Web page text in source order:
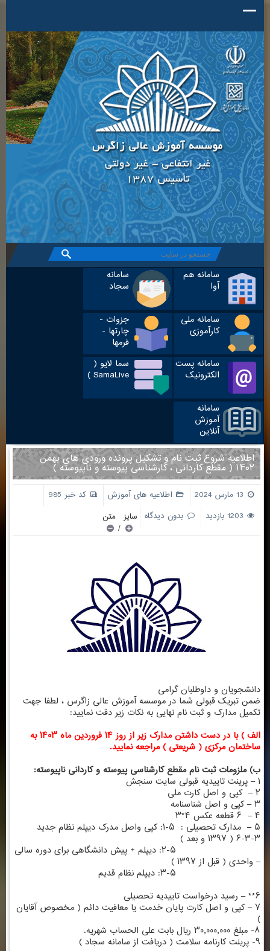
سامانه هم
آوا
سامانه
سجاد
سامانه ملی
کارآموزی
جزوات -
چارتها -
فرمها
سامانه پست
الکترونیک
سما لایو (
SamaLive )
سامانه
آموزش
آنلاین
اطلاعیه شروع ثبت نام و تشکیل پرونده ورودی های بهمن
۱۴۰۲ ( مقطع کاردانی ، کارشناسی پیوسته و ناپیوسته )
13 مارس 2024 اطلاعیه های آموزش
کد خبر 985
1203 بازدید
بدون دیدگاه سایز متن
/
دانشجویان و داوطلبان گرامی
ضمن تبریک قبولی شما در موسسه آموزش عالی زاگرس ، لطفا جهت
تکمیل مدارک و ثبت نام نهایی به نکات زیر دقت نمایید:
الف ) با در دست داشتن مدارک زیر از روز ۱۴ فروردین ماه ۱۴۰۳ به
ساختمان مرکزی ( شریعتی ) مراجعه نمایید.
ب) ملزومات ثبت نام مقطع کارشناسی پیوسته و کاردانی ناپیوسته:
۱ – پرینت تاییدیه قبولی سایت سنجش
۲ – کپی و اصل کارت ملی
۳ – کپی و اصل شناسنامه
۴ – ۶ قطعه عکس ۴*۳
۵ – مدارک تحصیلی : ۵-۱: کپی واصل مدرک دیپلم نظام جدید
۳-۳-۶ ( ۱۳۹۷ و بعد )
۲-۵: دیپلم + پیش دانشگاهی برای دوره سالی
– واحدی ( قبل از ۱۳۹۷ )
۶** – رسید درخواست تاییدیه تحصیلی
۷ – کپی و اصل کارت پایان خدمت یا معافیت دائم ( مخصوص آقایان
)
۸- مبلغ ۳۰٫۰۰۰٫۰۰۰ ریال بابت علی الحساب شهریه.
۹- پرینت کارنامه سلامت ( دریافت از سامانه سجاد )